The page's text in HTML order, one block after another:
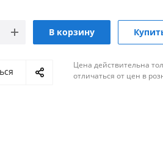
В корзину
Цена действительна
отличаться от цен в